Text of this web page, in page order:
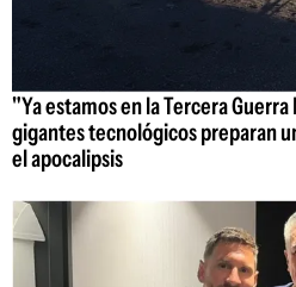
"Ya estamos en la Tercera
gigantes tecnológicos preparan
el apocalipsis